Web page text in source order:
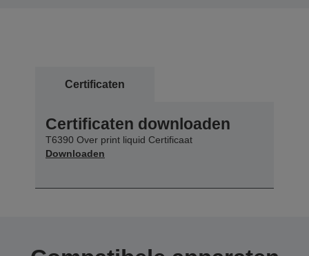
Certificaten
Certificaten downloaden
T6390 Over print liquid Certificaat
Downloaden